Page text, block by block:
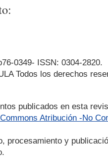
0349- ISSN: 0304-2820.
Todos los derechos
publicados en esta
Atribución -No
procesamiento y